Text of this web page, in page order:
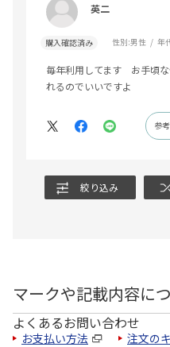
英二
購入確認済み 性別:男性 年
毎年利用してます お手頃
れるのでいいですよ
参
絞り込み
マークや記載内容に
よくあるお問い合わせ
お支払い方法 注文の